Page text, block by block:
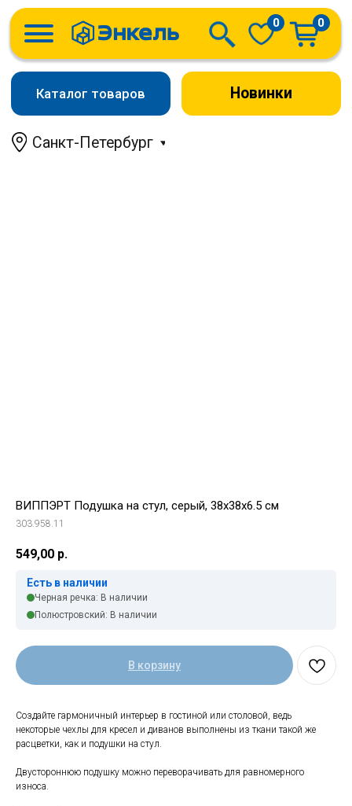
Новинки
Санкт-Петербург
ВИППЭРТ Подушка на стул, серый, 38x38x6.5 см
303.958.11
549,00 р.
Есть в наличии
Черная речка: В наличии
Полюстровский: В наличии
В корзину
Создайте гармоничный интерьер в гостиной или столовой, ведь
некоторые чехлы для кресел и диванов выполнены из ткани такой же
расцветки, как и подушки на стул.
Двустороннюю подушку можно переворачивать для равномерного
износа.